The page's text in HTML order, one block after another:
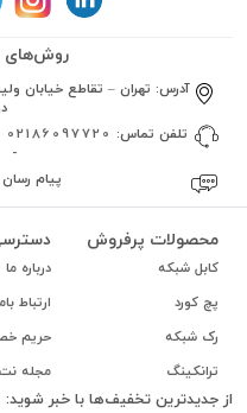
روش‌های
آدرس:تهران – تقاطع خیابان
تلفن تماس:02186097720
پیام رسان
محصولات پرفروش
کابل شبکه
پچ کورد
رک شبکه
ترانکینگ
درباره ما
ارتباط باما
حریم
مجله
از جدیدترین تخفیف‌ها با خبر شوید: